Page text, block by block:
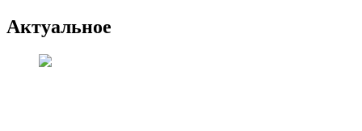
Актуальное